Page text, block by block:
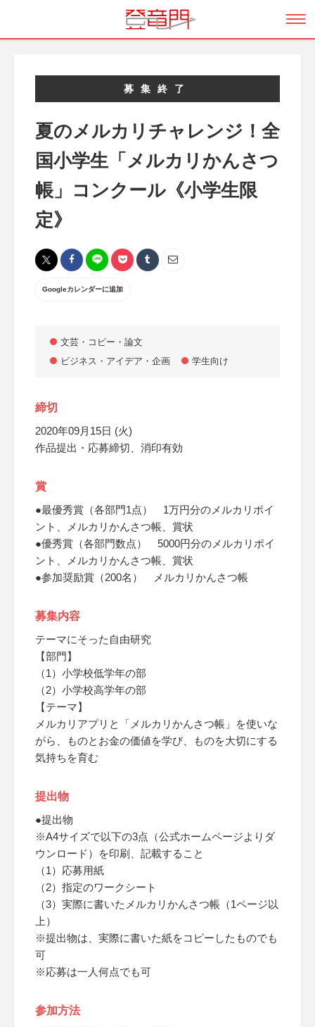
募集終了
夏のメルカリチャレンジ！全
国小学生「メルカリかんさつ
帳」コンクール《小学生限
定》
Googleカレンダーに追加
文芸・コピー・論文
ビジネス・アイデア・企画
学生向け
締切
2020年09月15日 (火)
作品提出・応募締切、消印有効
賞
●最優秀賞（各部門1点） 1万円分のメルカリポイ
ント、メルカリかんさつ帳、賞状
●優秀賞（各部門数点） 5000円分のメルカリポイ
ント、メルカリかんさつ帳、賞状
●参加奨励賞（200名） メルカリかんさつ帳
募集内容
テーマにそった自由研究
【部門】
（1）小学校低学年の部
（2）小学校高学年の部
【テーマ】
メルカリアプリと「メルカリかんさつ帳」を使いな
がら、ものとお金の価値を学び、ものを大切にする
気持ちを育む
提出物
●提出物
※A4サイズで以下の3点（公式ホームページよりダ
ウンロード）を印刷、記載すること
（1）応募用紙
（2）指定のワークシート
（3）実際に書いたメルカリかんさつ帳（1ページ以
上）
※提出物は、実際に書いた紙をコピーしたものでも
可
※応募は一人何点でも可
参加方法